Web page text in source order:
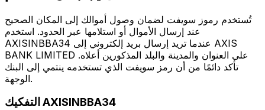
تُستخدم رموز سويفت لضمان وصول أموالك إلى المكان الصحيح
عند إرسال الأموال أو استلامها عبر الحدود. استخدم
AXISINBBA34 عندما تريد إرسال بريد إلكتروني إلى AXIS
BANK LIMITED على العنوان والمدينة والبلد المذكورين أعلاه.
تأكد دائمًا من أن رمز سويفت الذي تستخدمه ينتمي إلى البنك
الوجهة.
التفكيك AXISINBBA34